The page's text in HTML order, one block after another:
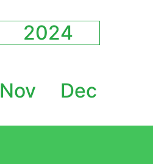
2024
Nov Dec